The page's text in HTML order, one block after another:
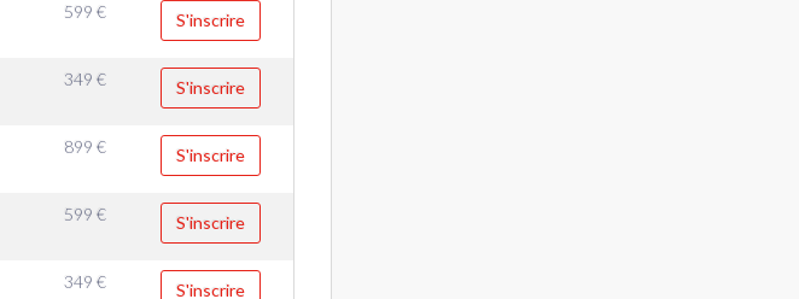
599 € S'inscrire
349 € S'inscrire
899 € S'inscrire
599 € S'inscrire
349 € S'inscrire